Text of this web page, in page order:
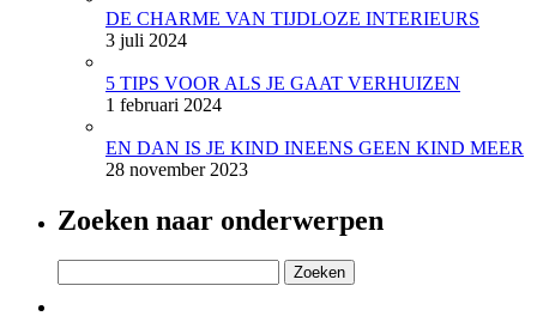
DE CHARME VAN TIJDLOZE INTERIEURS
3 juli 2024
5 TIPS VOOR ALS JE GAAT VERHUIZEN
1 februari 2024
EN DAN IS JE KIND INEENS GEEN KIND MEER
28 november 2023
Zoeken naar onderwerpen
naar: